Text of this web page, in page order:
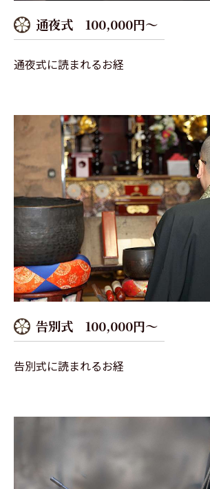
通夜式 100,000円～
通夜式に読まれるお経
告別式 100,000円～
告別式に読まれるお経